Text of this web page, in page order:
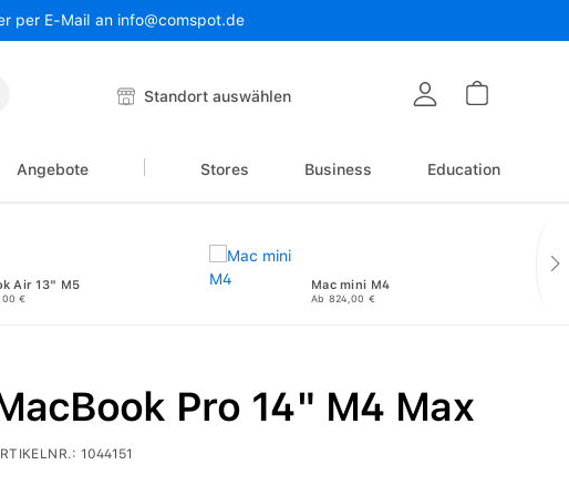
per E-Mail an info@comspot.de
Standort auswählen
Angebote Stores Business Education
Air 13" M5
€
Mac mini M4
Ab 824,00 €
Pro 14" M4 Max
1044151